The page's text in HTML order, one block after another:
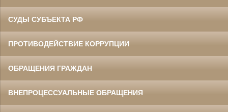
СУДЫ СУБЪЕКТА РФ
ПРОТИВОДЕЙСТВИЕ КОРРУПЦИИ
ОБРАЩЕНИЯ ГРАЖДАН
ВНЕПРОЦЕССУАЛЬНЫЕ ОБРАЩЕНИЯ